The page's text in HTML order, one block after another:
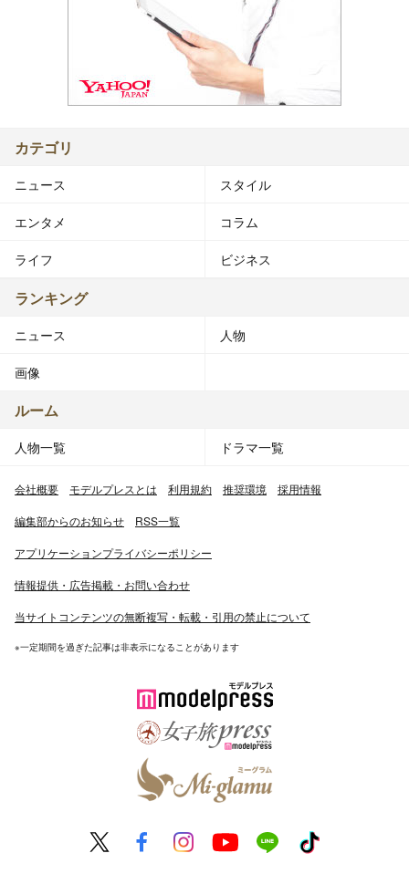
カテゴリ
ニュース スタイル
エンタメ コラム
ライフ ビジネス
ランキング
ニュース 人物
画像
ルーム
人物一覧 ドラマ一覧
会社概要 モデルプレスとは 利用規約 推奨環境 採用情報
編集部からのお知らせ RSS一覧
アプリケーションプライバシーポリシー
情報提供・広告掲載・お問い合わせ
当サイトコンテンツの無断複写・転載・引用の禁止について
※一定期間を過ぎた記事は非表示になることがあります